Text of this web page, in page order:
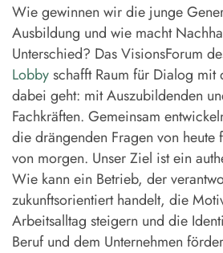
Wie gewinnen wir die junge
Ausbildung und wie macht
Unterschied? Das VisionsForum
Lobbyschafft Raum für Dialog mit
dabei geht: mit Auszubildenden
Fachkräften. Gemeinsam
die drängenden Fragen von
von morgen. Unser Ziel ist ein
Wie kann ein Betrieb, der
zukunftsorientiert handelt, die
Arbeitsalltag steigern und die
Beruf und dem Unternehmen